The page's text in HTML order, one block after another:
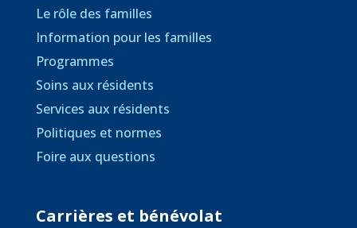
Le rôle des familles
Information pour les familles
Programmes
Soins aux résidents
Services aux résidents
Politiques et normes
Foire aux questions
Carrières et bénévolat